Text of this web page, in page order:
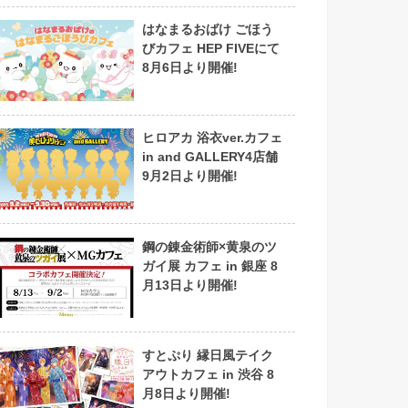
はなまるおばけ ごほう
びカフェ HEP FIVEにて
8月6日より開催!
ヒロアカ 浴衣ver.カフェ
in and GALLERY4店舗
9月2日より開催!
鋼の錬金術師×黄泉のツ
ガイ展 カフェ in 銀座 8
月13日より開催!
すとぷり 縁日風テイク
アウトカフェ in 渋谷 8
月8日より開催!